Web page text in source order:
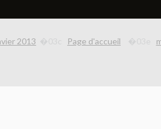
2013 Page d'accueil